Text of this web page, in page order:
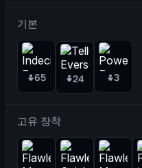
기본
65 24 3
고유 장착